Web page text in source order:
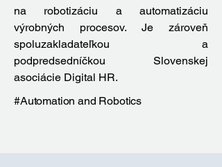
na robotizáciu a automatizáciu
výrobných procesov. Je zároveň
spoluzakladateľkou a
podpredsedníčkou Slovenskej
asociácie Digital HR.
#Automation and Robotics